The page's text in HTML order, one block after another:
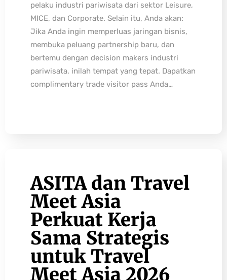
pelaku industri pariwisata dari sektor Leisure,
MICE, dan Corporate. Selain itu, Anda akan:
Jika Anda ingin memperluas jaringan bisnis,
membuka peluang partnership baru, dan
bertemu dengan decision makers industri
pariwisata, inilah tempat yang tepat. Dapatkan
complimentary trade visitor pass Anda…
ASITA dan Travel
Meet Asia
Perkuat Kerja
Sama Strategis
untuk Travel
Meet Asia 2026